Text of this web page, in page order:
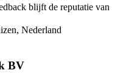
blijft de reputatie van
Nederland
BV